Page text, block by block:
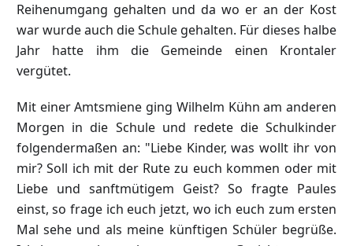
Reihenumgang gehalten und da wo er an der Kost
war wurde auch die Schule gehalten. Für dieses halbe
Jahr hatte ihm die Gemeinde einen Krontaler
vergütet.
Mit einer Amtsmiene ging Wilhelm Kühn am anderen
Morgen in die Schule und redete die Schulkinder
folgendermaßen an: "Liebe Kinder, was wollt ihr von
mir? Soll ich mit der Rute zu euch kommen oder mit
Liebe und sanftmütigem Geist? So fragte Paules
einst, so frage ich euch jetzt, wo ich euch zum ersten
Mal sehe und als meine künftigen Schüler begrüße.